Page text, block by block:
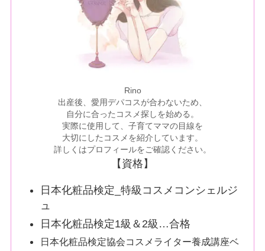
Rino
出産後、愛用デパコスが合わないため、
自分に合ったコスメ探しを始める。
実際に使用して、子育てママの目線を
大切にしたコスメを紹介しています。
詳しくはプロフィールをご確認ください。
【資格】
日本化粧品検定_特級コスメコンシェルジ
ュ
日本化粧品検定1級＆2級…合格
日本化粧品検定協会コスメライター養成講座ベ